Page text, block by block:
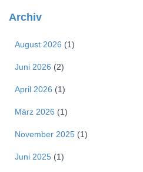
Archiv
August 2026 (1)
Juni 2026 (2)
April 2026 (1)
März 2026 (1)
November 2025 (1)
Juni 2025 (1)